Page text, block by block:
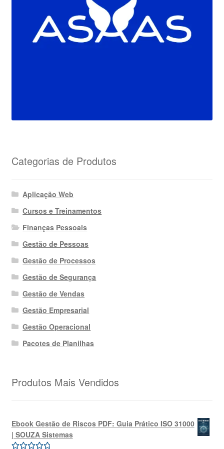
Categorias de Produtos
Aplicação Web
Cursos e Treinamentos
Finanças Pessoais
Gestão de Pessoas
Gestão de Processos
Gestão de Segurança
Gestão de Vendas
Gestão Empresarial
Gestão Operacional
Pacotes de Planilhas
Produtos Mais Vendidos
Ebook Gestão de Riscos PDF: Guia Prático ISO 31000
| SOUZA Sistemas